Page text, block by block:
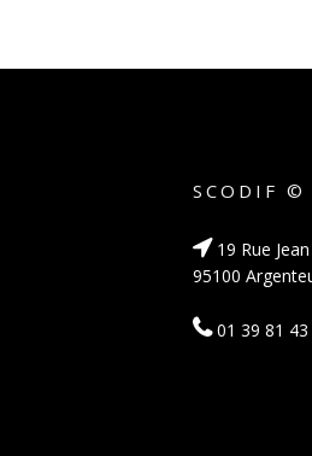
SCODIF ©
19 Rue
95100
01 39 81 43